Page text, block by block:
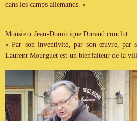
dans les camps allemands. »
Monsieur Jean-Dominique Durand conclut :
« Par son inventivité, par son œuvre, par
Laurent Mourguet est un bienfaiteur de la